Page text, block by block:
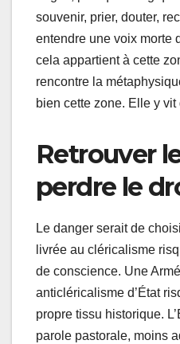
souvenir, prier, douter,
entendre une voix morte
cela appartient à cette
rencontre la
bien cette zone. Elle y
Retrouver
perdre le
Le danger serait de
livrée au cléricalisme
de conscience. Une
anticléricalisme d’État
propre tissu historique.
parole pastorale, moins